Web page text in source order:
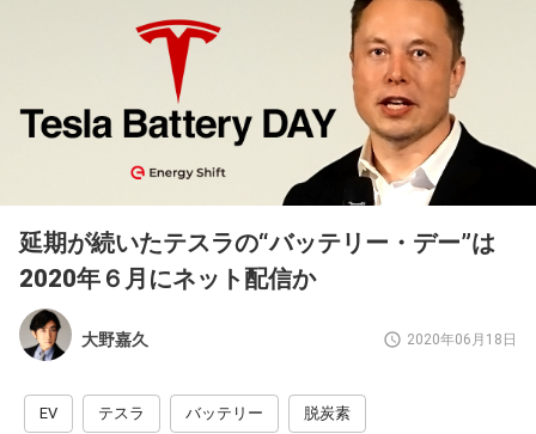
延期が続いたテスラの“バッテリー・デー”は
2020年６月にネット配信か
大野嘉久 2020年06月18日
EV テスラ バッテリー 脱炭素